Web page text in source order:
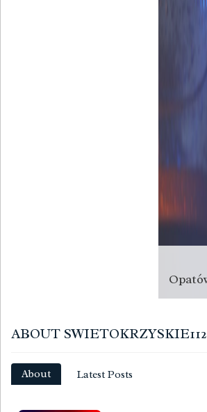
ABOUT SWIETOKRZYSKIE112
About Latest Posts